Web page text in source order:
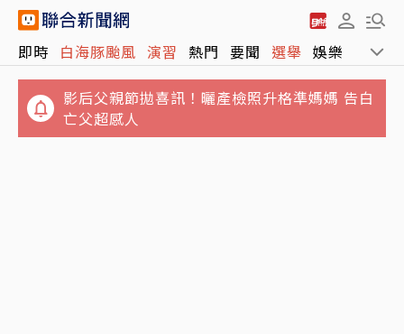
即時 白海豚颱風 演習 熱門 要聞 選舉 娛樂 運動
影后父親節拋喜訊！曬產檢照升格準媽媽 告白
亡父超感人